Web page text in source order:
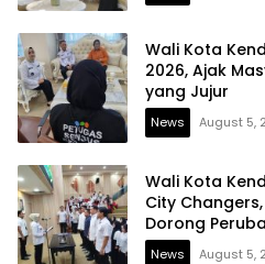
Wali Kota
2026, Ajak
yang Jujur
News August 5,
Wali Kota
City
Dorong
News August 5,